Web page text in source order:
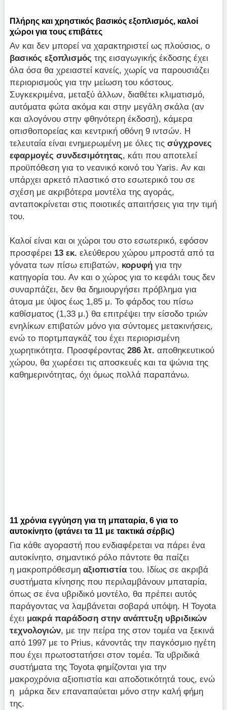
Πλήρης και χρηστικός βασικός εξοπλισμός, καλοί
χώροι για τους επιβάτες
Αν και δεν μπορεί να χαρακτηριστεί ως πλούσιος, ο
βασικός εξοπλισμός της εισαγωγικής έκδοσης έχει
όλα όσα θα χρειαστεί κανείς, χωρίς να παρουσιάζει
περιορισμούς για την μείωση του κόστους.
Συγκεκριμένα, μεταξύ άλλων, διαθέτει κλιματισμό,
αυτόματα φώτα ακόμα και στην μεγάλη σκάλα (αν
και αλογόνου στην φθηνότερη έκδοση), κάμερα
οπισθοπορείας και κεντρική οθόνη 9 ιντσών. Η
τελευταία είναι ενημερωμένη με όλες τιςσύγχρονες
εφαρμογές συνδεσιμότητας, κάτι που αποτελεί
προϋπόθεση για το νεανικό κοινό του Yaris. Αν και
υπάρχει αρκετό πλαστικό στο εσωτερικό του σε
σχέση με ακριβότερα μοντέλα της αγοράς,
ανταποκρίνεται στις ποιοτικές απαιτήσεις για την τιμή
του.
Καλοί είναι και οι χώροι του στο εσωτερικό, εφόσον
προσφέρει 13 εκ. ελεύθερου χώρου μπροστά από τα
γόνατα των πίσω επιβατών, κορυφή για την
κατηγορία του. Αν και ο χώρος για το κεφάλι τους δεν
συναρπάζει, δεν θα δημιουργήσει πρόβλημα για
άτομα με ύψος έως 1,85 μ. Το φάρδος του πίσω
καθίσματος (1,33 μ.) θα επιτρέψει την είσοδο τριών
ενηλίκων επιβατών μόνο για σύντομες μετακινήσεις,
ενώ το πορτμπαγκάζ του έχει περιορισμένη
χωρητικότητα. Προσφέροντας286 λτ. αποθηκευτικού
χώρου, θα χωρέσει τις αποσκευές και τα ψώνια της
καθημερινότητας, όχι όμως πολλά παραπάνω.
11 χρόνια εγγύηση για τη μπαταρία, 6 για το
αυτοκίνητο (φτάνει τα 11 με τακτικά σέρβις)
Για κάθε αγοραστή που ενδιαφέρεται να πάρει ένα
αυτοκίνητο, σημαντικό ρόλο πάντοτε θα παίζει
η μακροπρόθεσμηαξιοπιστίατου. Ιδίως σε ακριβά
συστήματα κίνησης που περιλαμβάνουν μπαταρία,
όπως σε ένα υβριδικό μοντέλο, θα πρέπει αυτός
παράγοντας να λαμβάνεται σοβαρά υπόψη. Η Toyota
έχει μακρά παράδοση στην ανάπτυξη υβριδικών
τεχνολογιών, με την πείρα της στον τομέα να ξεκινά
από 1997 με το Prius, κάνοντάς την παγκόσμιο ηγέτη
που έχει πρωτοστατήσει στον τομέα. Τα υβριδικά
συστήματα της Toyota φημίζονται για την
μακροχρόνια αξιοπιστία και αποδοτικότητά τους, ενώ
η μάρκα δεν επαναπαύεται μόνο στην καλή φήμη
της.